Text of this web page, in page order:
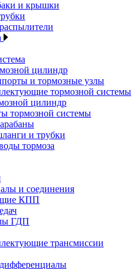
и крышки
цилиндр
и тормозные узлы
тормозной системы
цилиндр
тормозной системы
и трубки
тормоза
и соединения
КПП
ГДП
трансмиссии